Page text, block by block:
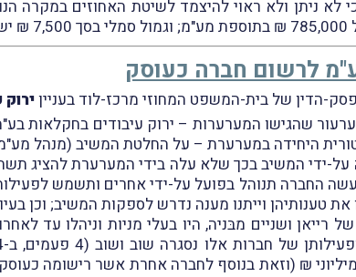
לרשום חברה כעוסק
שהגישו המערערות – ירוק עיבודים בחקלאות
היחידה במערערת – על החלטת המשיב (מנהל
ידי המשיב בכך שלא עלה בידי המערערת להציג
החברה תנוהל בפועל על-ידי אחרים ותשמש
את טענותיהן וייתנו מענה נדרש לספקות המשיב; וכן
רייאן ושניים מבּניה, היו בעלי מניות וניהלו עד
₪ (וזאת בנוסף לחברה אחרת אשר רישומה